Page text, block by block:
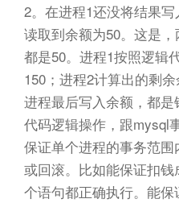
2。在进程1还没将结果
读取到余额为50。这是
都是50。进程1按照逻辑
150；进程2计算出的剩
进程最后写入余额，都
代码逻辑操作，跟mysql
保证单个进程的事务范围
或回滚。比如能保证扣
个语句都正确执行。能